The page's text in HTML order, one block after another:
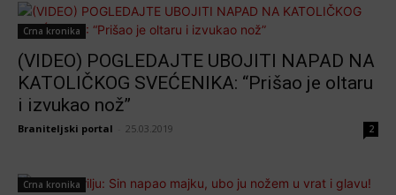
Crna kronika
(VIDEO) POGLEDAJTE UBOJITI NAPAD NA
KATOLIČKOG SVEĆENIKA: “Prišao je oltaru
i izvukao nož”
Braniteljski portal 25.03.2019 2
Crna kronika